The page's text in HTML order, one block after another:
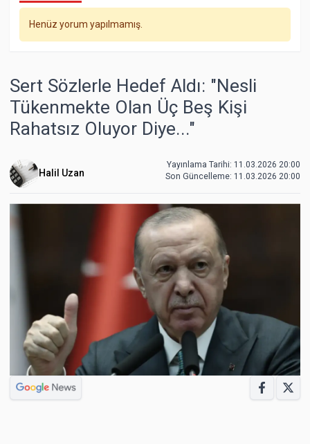
Henüz yorum yapılmamış.
Sert Sözlerle Hedef Aldı: "Nesli
Tükenmekte Olan Üç Beş Kişi
Rahatsız Oluyor Diye..."
Halil Uzan
Yayınlama Tarihi: 11.03.2026 20:00
Son Güncelleme: 11.03.2026 20:00